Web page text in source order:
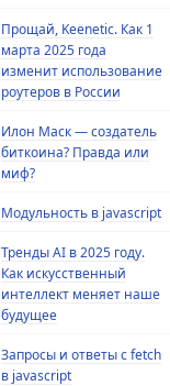
Прощай, Keenetic. Как 1
марта 2025 года
изменит использование
роутеров в России
Илон Маск — создатель
биткоина? Правда или
миф?
Модульность в javascript
Тренды AI в 2025 году.
Как искусственный
интеллект меняет наше
будущее
Запросы и ответы с fetch
в javascript